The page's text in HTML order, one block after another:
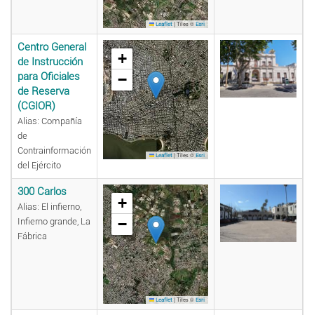
Leaflet |Tiles © Esri
Centro General
de Instrucción
para Oficiales
de Reserva
(CGIOR)
Alias: Compañía
de
Contrainformación
del Ejército
+
−
Leaflet |Tiles © Esri
300 Carlos
Alias: El infierno,
Infierno grande, La
Fábrica
+
−
Leaflet |Tiles © Esri